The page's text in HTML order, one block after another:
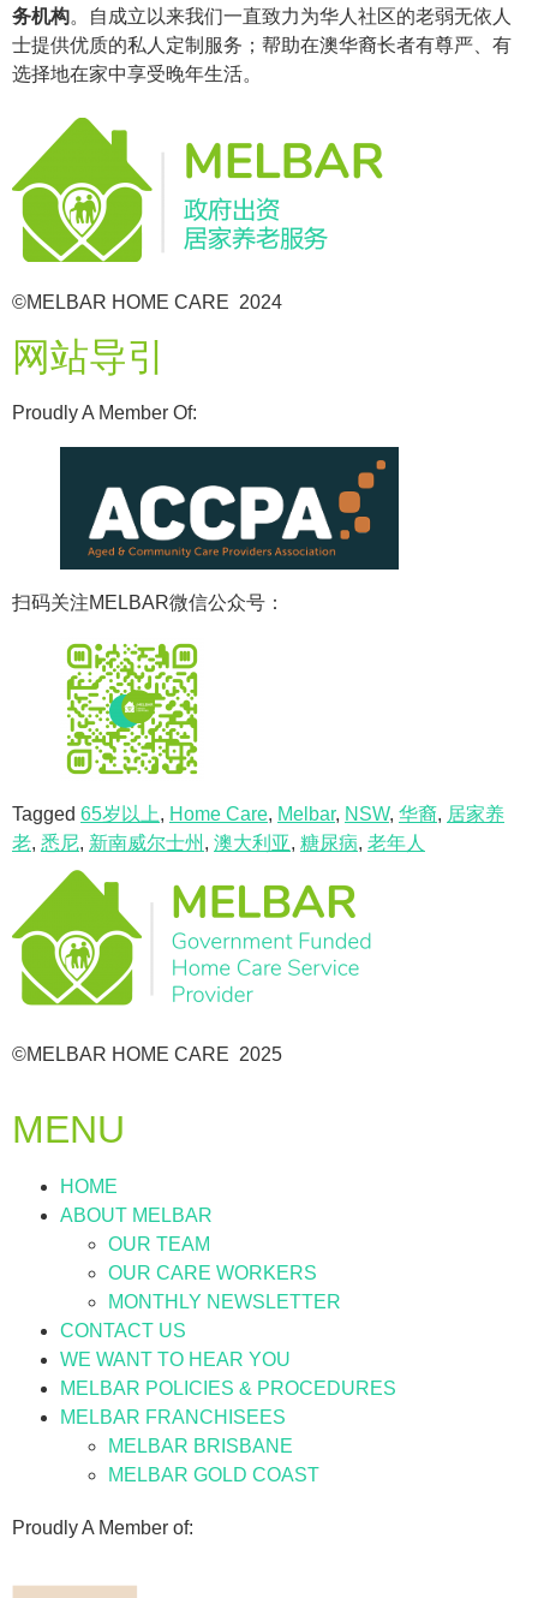
务机构。自成立以来我们一直致力为华人社区的老弱无依人
士提供优质的私人定制服务；帮助在澳华裔长者有尊严、有
选择地在家中享受晚年生活。
©MELBAR HOME CARE 2024
网站导引
Proudly A Member Of:
扫码关注MELBAR微信公众号：
Tagged 65岁以上, Home Care, Melbar, NSW, 华裔, 居家养
老, 悉尼, 新南威尔士州 , 澳大利亚, 糖尿病, 老年人
©MELBAR HOME CARE 2025
MENU
HOME
ABOUT MELBAR
OUR TEAM
OUR CARE WORKERS
MONTHLY NEWSLETTER
CONTACT US
WE WANT TO HEAR YOU
MELBAR POLICIES & PROCEDURES
MELBAR FRANCHISEES
MELBAR BRISBANE
MELBAR GOLD COAST
Proudly A Member of: